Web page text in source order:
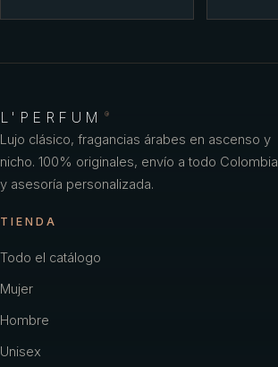
L'PERFUM ®
Lujo clásico, fragancias árabes en ascenso y
nicho. 100% originales, envío a todo Colombia
y asesoría personalizada.
TIENDA
Todo el catálogo
Mujer
Hombre
Unisex